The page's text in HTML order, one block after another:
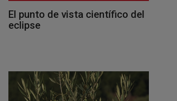
El punto de vista científico del
eclipse